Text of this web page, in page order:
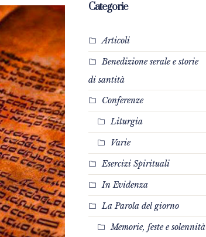
Categorie
Articoli
Benedizione serale e storie
di santità
Conferenze
Liturgia
Varie
Esercizi Spirituali
In Evidenza
La Parola del giorno
Memorie, feste e solennità